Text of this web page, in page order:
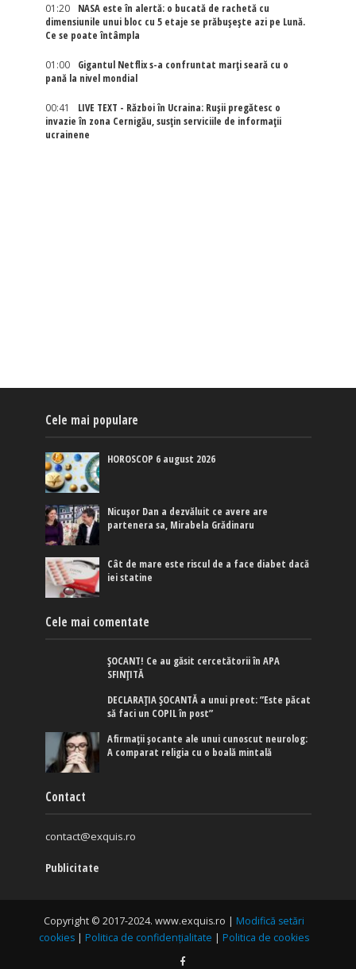
01:20
NASA este în alertă: o bucată de rachetă cu
dimensiunile unui bloc cu 5 etaje se prăbușește azi pe Lună.
Ce se poate întâmpla
01:00
Gigantul Netflix s-a confruntat marţi seară cu o
pană la nivel mondial
00:41
LIVE TEXT - Război în Ucraina: Rușii pregătesc o
invazie în zona Cernigău, susțin serviciile de informații
ucrainene
Cele mai populare
HOROSCOP 6 august 2026
Nicușor Dan a dezvăluit ce avere are
partenera sa, Mirabela Grădinaru
Cât de mare este riscul de a face diabet dacă
iei statine
Cele mai comentate
ȘOCANT! Ce au găsit cercetătorii în APA
SFINȚITĂ
DECLARAȚIA ȘOCANTĂ a unui preot: ”Este păcat
să faci un COPIL în post”
Afirmaţii şocante ale unui cunoscut neurolog:
A comparat religia cu o boală mintală
Contact
contact@exquis.ro
Publicitate
Copyright © 2017-2024. www.exquis.ro | Modifică setări
cookies | Politica de confidențialitate | Politica de cookies